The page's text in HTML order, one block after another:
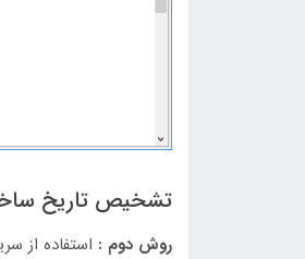
تشخیص تاریخ
روش دوم : استفاده از